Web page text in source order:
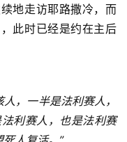
地走访耶路撒冷，而
此时已经是约在主后
，一半是法利赛人，
利赛人，也是法利赛